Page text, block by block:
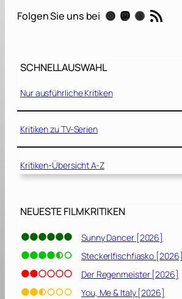
[
3
Folgen Sie uns bei Instagram Mastodon Threads RSS-Feed
SCHNELLAUSWAHL
Nur ausführliche Kritiken
Kritiken zu TV-Serien
Kritiken-Übersicht A-Z
NEUESTE FILMKRITIKEN
Sunny Dancer [2026]
Steckerlfischfiasko [2026]
Der Regenmeister [2026]
You, Me & Italy [2026]